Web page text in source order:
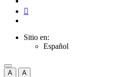
Sitio en:
Español
A A